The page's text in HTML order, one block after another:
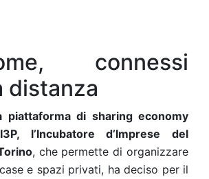
connessi
distanza
piattaforma di sharing economy
l’Incubatore d’Imprese del
, che permette di organizzare
e spazi privati, ha deciso per il